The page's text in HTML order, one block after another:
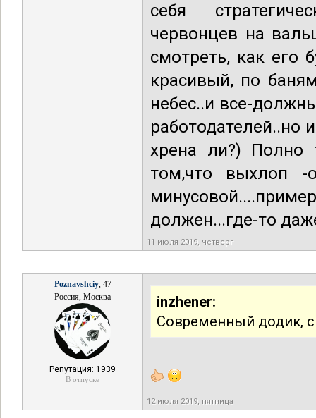
себя
червонцев на
смотреть, как его
красивый, по
небес..и все-
работодателей..но
хрена ли?) Полно
том,что выхлоп -
должен...где-то
11 июля 2019, четверг
Poznavshciy, 47
Россия, Москва
Репутация: 1939
В отпуске
inzhener:
Современный додик,
12 июля 2019, пятница